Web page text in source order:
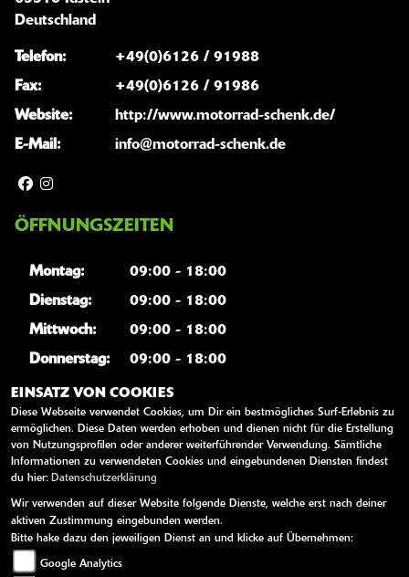
Deutschland
Telefon:
+49(0)6126 / 91988
Fax:
+49(0)6126 / 91986
Website:
http://www.motorrad-schenk.de/
E-Mail:
info@motorrad-schenk.de
ÖFFNUNGSZEITEN
Montag:
09:00 - 18:00
Dienstag:
09:00 - 18:00
Mittwoch:
09:00 - 18:00
Donnerstag:
09:00 - 18:00
Freitag:
09:00 - 18:00
Samstag:
10:00 - 13:00
Sonntag:
geschlossen
WEITERE LINKS
Kawasaki News
Kawasaki Handbücher
EINSATZ VON COOKIES
Diese Webseite verwendet Cookies, um Dir ein bestmögliches Surf-Erlebnis zu
ermöglichen. Diese Daten werden erhoben und dienen nicht für die Erstellung
von Nutzungsprofilen oder anderer weiterführender Verwendung. Sämtliche
Informationen zu verwendeten Cookies und eingebundenen Diensten findest
du hier: Datenschutzerklärung
Wir verwenden auf dieser Website folgende Dienste, welche erst nach deiner
aktiven Zustimmung eingebunden werden.
Bitte hake dazu den jeweiligen Dienst an und klicke auf Übernehmen:
Google Analytics